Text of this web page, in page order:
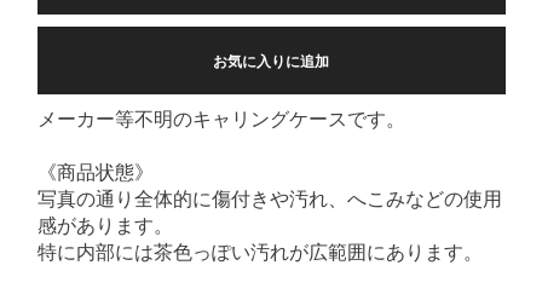
お気に入りに追加
メーカー等不明のキャリングケースです。
《商品状態》
写真の通り全体的に傷付きや汚れ、へこみなどの使用
感があります。
特に内部には茶色っぽい汚れが広範囲にあります。